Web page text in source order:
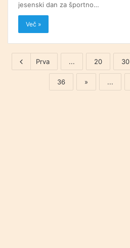
jesenski dan za športno…
Več »
Prva ... 20 30
36 » ...